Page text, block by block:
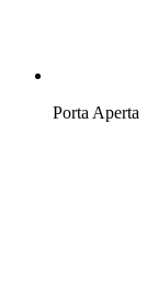
Porta Aperta